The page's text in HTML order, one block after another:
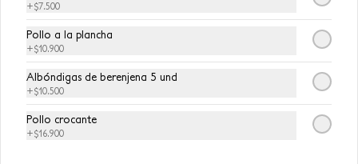
+$7.500
Pollo a la plancha
+$10.900
Albóndigas de berenjena 5 und
+$10.500
Pollo crocante
+$16.900